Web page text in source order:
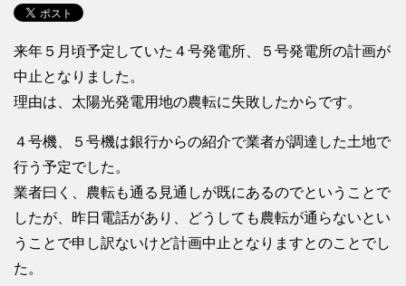
来年５月頃予定していた４号発電所、５号発電所の計画が
中止となりました。
理由は、太陽光発電用地の農転に失敗したからです。
４号機、５号機は銀行からの紹介で業者が調達した土地で
行う予定でした。
業者曰く、農転も通る見通しが既にあるのでということで
したが、昨日電話があり、どうしても農転が通らないとい
うことで申し訳ないけど計画中止となりますとのことでし
た。